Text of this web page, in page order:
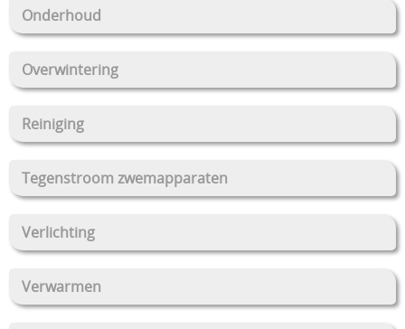
Onderhoud
Overwintering
Reiniging
Tegenstroom zwemapparaten
Verlichting
Verwarmen